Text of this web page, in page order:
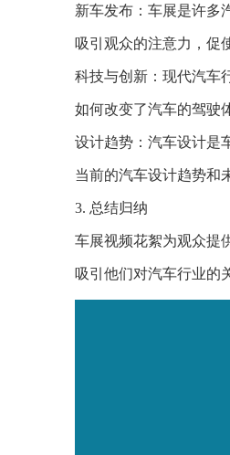
新车发布：车展是许多
吸引观众的注意力，促
科技与创新：现代汽车
如何改变了汽车的驾驶
设计趋势：汽车设计是
当前的汽车设计趋势和
3. 总结归纳
车展视频花絮为观众提
吸引他们对汽车行业的